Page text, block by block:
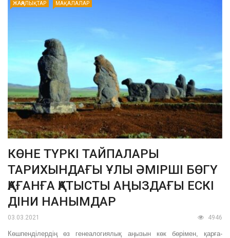
ЖАҢАЛЫҚТАР МАҚАЛАЛАР
КӨНЕ ТҮРКІ ТАЙПАЛАРЫ
ТАРИХЫНДАҒЫ ҰЛЫ ӘМІРШІ БӨГҮ
ҚАҒАНҒА ҚАТЫСТЫ АҢЫЗДАҒЫ ЕСКІ
ДІНИ НАНЫМДАР
03.03.2021 4946
Көшпенділердің өз генеалогиялық аңызын көк бөрімен, қарға-